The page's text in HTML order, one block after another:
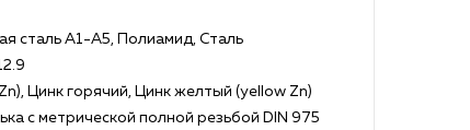
сталь А1-А5, Полиамид, Сталь
Цинк горячий, Цинк желтый (yellow Zn)
с метрической полной резьбой DIN 975